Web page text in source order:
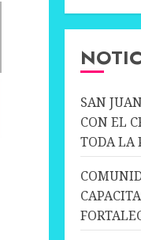
SAN
CON EL
TODA LA